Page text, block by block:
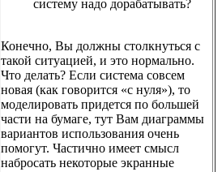
систему надо дорабатывать?
Конечно, Вы должны столкнуться с
такой ситуацией, и это нормально.
Что делать? Если система совсем
новая (как говорится «с нуля»), то
моделировать придется по большей
части на бумаге, тут Вам диаграммы
вариантов использования очень
помогут. Частично имеет смысл
набросать некоторые экранные